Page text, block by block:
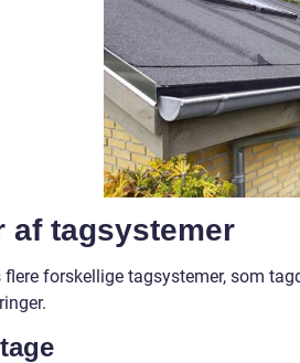
af tagsystemer
flere forskellige tagsystemer, som